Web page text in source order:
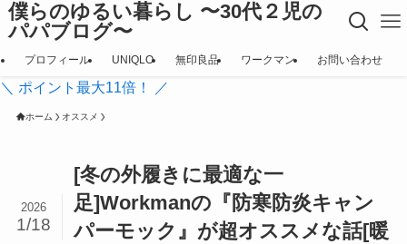
僕らのゆるい暮らし 〜30代２児の
パパブログ〜
プロフィール UNIQLO 無印良品 ワークマン お問い合わせ
＼ ポイント最大11倍！ ／
ホーム オススメ
[冬の外履きに最適な一
足]Workmanの『防寒防炎キャン
パーモック』が超オススメな話[暖
2026
1/18